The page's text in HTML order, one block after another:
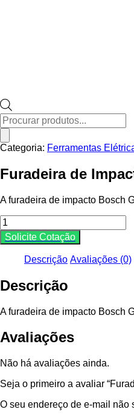
Pesquisar
produtos
Categoria: Ferramentas
Furadeira de
A furadeira de impacto Bosch
Furadeira
de
Impacto
RE
Profissional
Bosch
quantidade
Solicite Cotação
Descrição Avaliações (0)
Descrição
A furadeira de impacto Bosch
Avaliações
Não há avaliações ainda.
Seja o primeiro a avaliar
O seu endereço de e-mail não